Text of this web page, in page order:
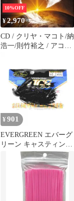
10%OFF
¥2,970
CD / クリヤ・マコト/納
浩一/則竹裕之 / アコー
リッドCD)
¥ 901
EVERGREEN エバーグ
リーン キャスティング
ジグシリコン 1/2oz
#203 コザリ